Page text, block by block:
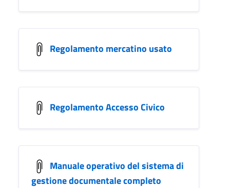
Regolamento mercatino usato
Regolamento Accesso Civico
Manuale operativo del sistema di
gestione documentale completo